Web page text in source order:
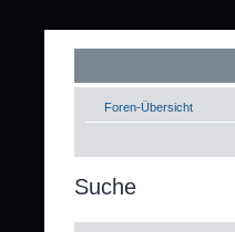
Foren-Übersicht
Suche